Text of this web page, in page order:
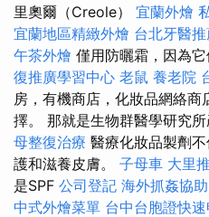
里奧爾（Creole） 宜蘭外燴
宜蘭地區精緻外燴 台北牙醫
午茶外燴 僅用防曬霜，因為
復推廣學習中心 老鼠 養老院
房，有機商店，化妝品網絡
擇。 那就是生物群醫學研究
母整復治療 醫療化妝品製劑
護和滋養皮膚。 子母車 大里
是SPF 公司登記 海外抓姦協助
中式外燴菜單 台中台胞證快